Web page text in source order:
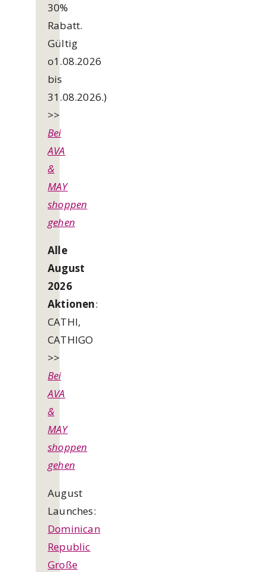
30%
Rabatt.
Gültig
o1.08.2026
bis
31.08.2026.)
>>
Bei
AVA
&
MAY
shoppen
gehen
Alle
August
2026
Aktionen:
CATHI,
CATHIGO
>>
Bei
AVA
&
MAY
shoppen
gehen
August
Launches:
Dominican
Republic
Große